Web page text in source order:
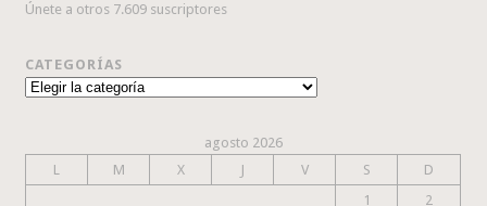
Únete a otros 7.609 suscriptores
CATEGORÍAS
Categorías
agosto 2026
L
M X J V S
D
1
2